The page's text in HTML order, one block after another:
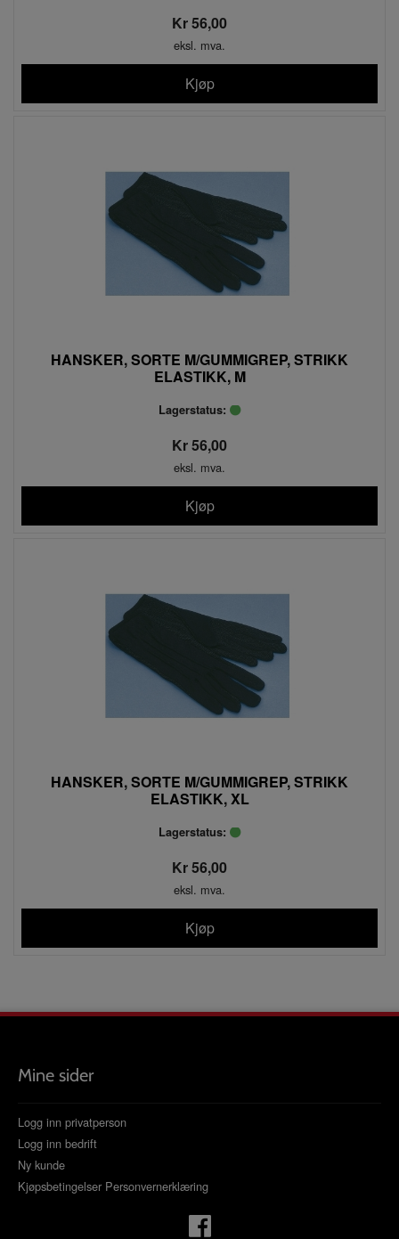
Kr 56,00
eksl. mva.
Kjøp
HANSKER, SORTE M/GUMMIGREP, STRIKK
ELASTIKK, M
Lagerstatus:
Kr 56,00
eksl. mva.
Kjøp
HANSKER, SORTE M/GUMMIGREP, STRIKK
ELASTIKK, XL
Lagerstatus:
Kr 56,00
eksl. mva.
Kjøp
Mine sider
Logg inn privatperson
Logg inn bedrift
Ny kunde
Kjøpsbetingelser Personvernerklæring